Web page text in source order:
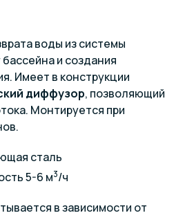
воды из системы
и создания
Имеет в конструкции
диффузор, позволяющий
Монтируется при
сталь
5-6 м3/ч
в зависимости от